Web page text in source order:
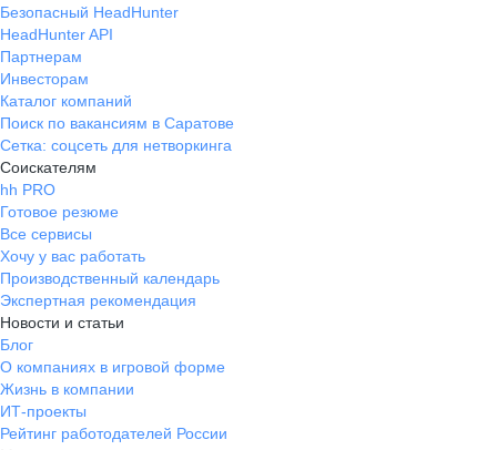
Безопасный HeadHunter
HeadHunter API
Партнерам
Инвесторам
Каталог компаний
Поиск по вакансиям в Саратове
Сетка: соцсеть для нетворкинга
Соискателям
hh PRO
Готовое резюме
Все сервисы
Хочу у вас работать
Производственный календарь
Экспертная рекомендация
Новости и статьи
Блог
О компаниях в игровой форме
Жизнь в компании
ИТ-проекты
Рейтинг работодателей России